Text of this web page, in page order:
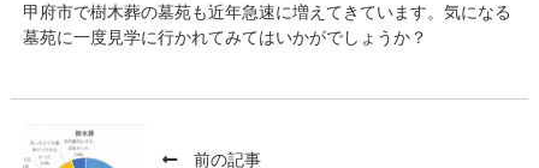
甲府市で樹木葬の墓苑も近年急速に増えてきています。気になる
墓苑に一度見学に行かれてみてはいかがでしょうか？
前の記事